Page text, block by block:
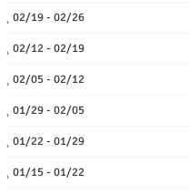
02/19 - 02/26
02/12 - 02/19
02/05 - 02/12
01/29 - 02/05
01/22 - 01/29
01/15 - 01/22